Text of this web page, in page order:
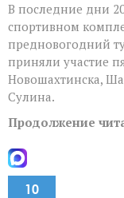
В последние дни
спортивном
предновогодний
приняли участие
Новошахтинска,
Сулина.
Продолжение
10